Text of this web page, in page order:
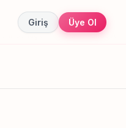
Giriş Üye Ol
Canlı sonuçlar Online randevu